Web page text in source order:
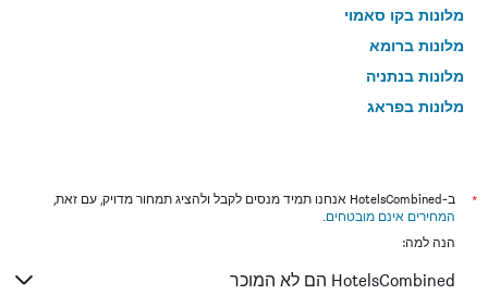
מלונות בקו סאמוי
מלונות ברומא
מלונות בנתניה
מלונות בפראג
מלונות בניו יורק
מלונות בבנגקוק
מלונות בבוקרשט
*
ב-HotelsCombined אנחנו תמיד מנסים לקבל ולהציג תמחור מדויק, עם זאת,
המחירים אינם מובטחים.
הנה למה:
HotelsCombined הם לא המוכר